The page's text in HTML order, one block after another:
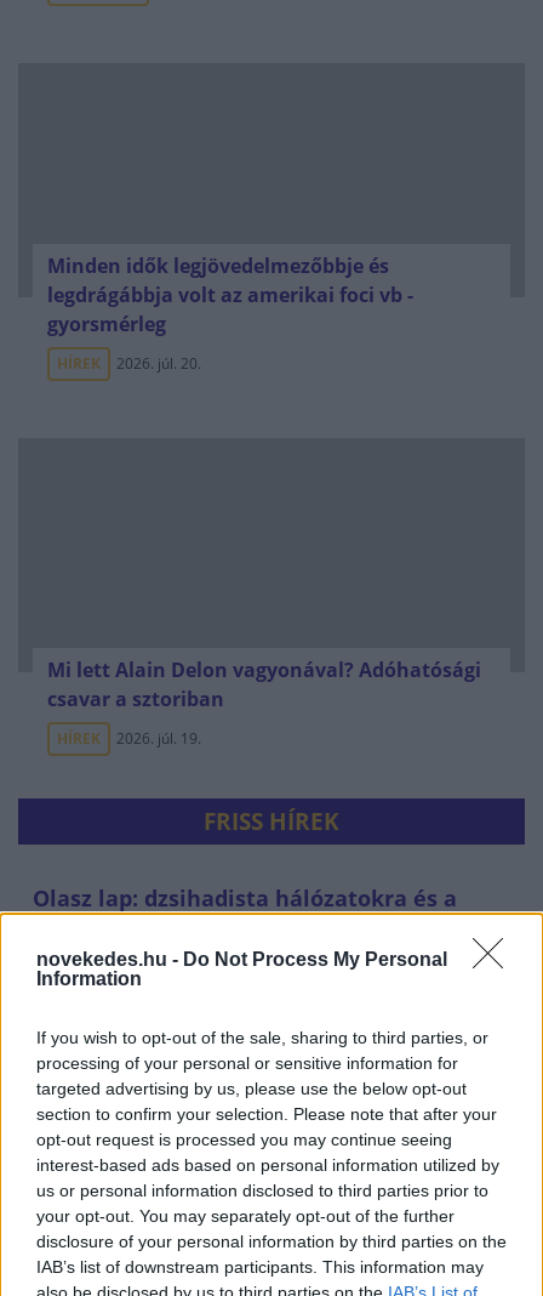
novekedes.hu - Do Not Process My Personal
Information
If you wish to opt-out of the sale, sharing to third parties, or
processing of your personal or sensitive information for
targeted advertising by us, please use the below opt-out
section to confirm your selection. Please note that after your
opt-out request is processed you may continue seeing
interest-based ads based on personal information utilized by
us or personal information disclosed to third parties prior to
your opt-out. You may separately opt-out of the further
disclosure of your personal information by third parties on the
IAB’s list of downstream participants. This information may
Minden idők legjövedelmezőbbje és
legdrágábbja volt az amerikai foci vb -
gyorsmérleg
HÍREK 2026. júl. 20.
Mi lett Alain Delon vagyonával? Adóhatósági
csavar a sztoriban
HÍREK 2026. júl. 19.
FRISS HÍREK
Olasz lap: dzsihadista hálózatokra és a
ceutai bevándorlás biztonsági kockázataira
figyelmeztetnek a titkosszolgálatok